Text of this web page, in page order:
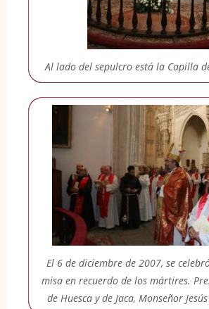
Al lado del sepulcro está la Capilla
El 6 de diciembre de 2007, se
misa en recuerdo de los mártires.
de Huesca y de Jaca, Monseñor